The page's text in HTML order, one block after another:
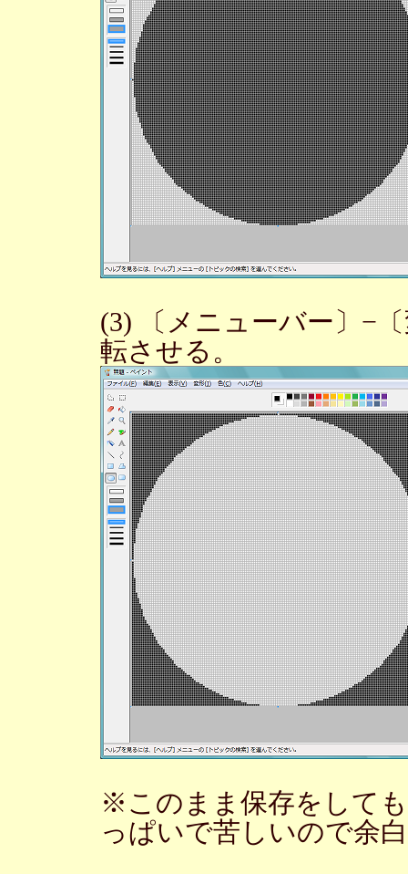
(3) 〔メニューバー〕−
転させる。
※このまま保存をして
っぱいで苦しいので余